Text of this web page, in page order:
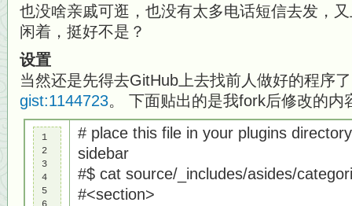
也没啥亲戚可逛，也没有太多电话短信去发，
闲着，挺好不是？
设置
当然还是先得去GitHub上去找前人做好的程序
gist:1144723。 下面贴出的是我fork后修改的内
1
2
3
4
5
# place this file in your plugins
sidebar
#$ cat source/_includes/asides/
#<section>